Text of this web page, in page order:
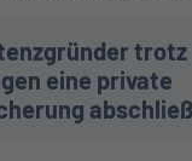
trotz
eine private